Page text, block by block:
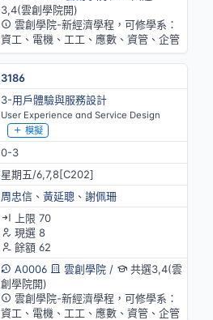
3,4(雲創學院開)
雲創學院-新經濟學程，可修學系：
資工、電機、工工、應數、資管、企管
3186
3-用戶體驗與服務設計
User Experience and Service Design
模擬
0-3
星期五/6,7,8[C202]
周忠信、 黃延聰 、 謝佩珊
上限 70
現選 8
餘額 62
A0006
雲創學院/
共選3,4(雲
創學院開)
雲創學院-新經濟學程，可修學系：
資工、電機、工工、應數、資管、企管